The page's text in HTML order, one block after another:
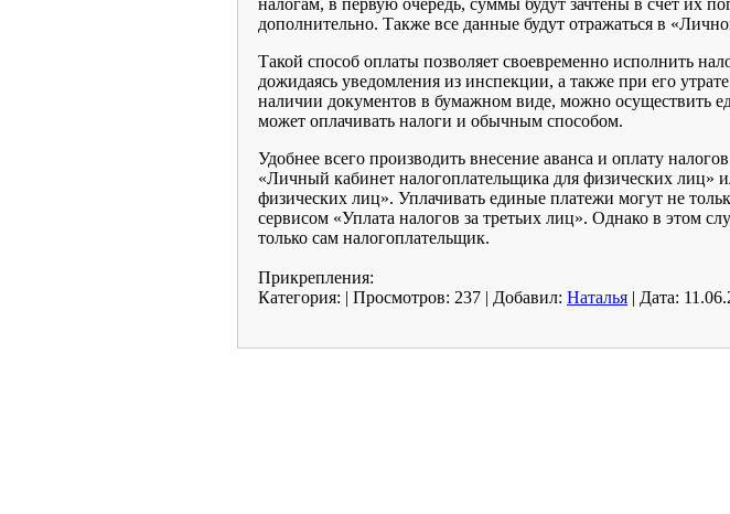
налогам, в первую очередь, суммы будут зачтены в счет их
дополнительно. Также все данные будут отражаться в
Такой способ оплаты позволяет своевременно исполнить
дожидаясь уведомления из инспекции, а также при его
наличии документов в бумажном виде, можно осуществить
может оплачивать налоги и обычным способом.
Удобнее всего производить внесение аванса и оплату
«Личный кабинет налогоплательщика для физических лиц»
физических лиц». Уплачивать единые платежи могут не
сервисом «Уплата налогов за третьих лиц». Однако в этом
только сам налогоплательщик.
Прикрепления:
Категория: | Просмотров: 237 | Добавил: Наталья | Дата: